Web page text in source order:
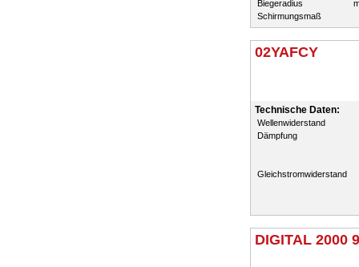
Biegeradius
Schirmungsmaß
02YAFCY
Technische Daten:
Wellenwiderstand
Dämpfung
Gleichstromwiderstand
DIGITAL 2000